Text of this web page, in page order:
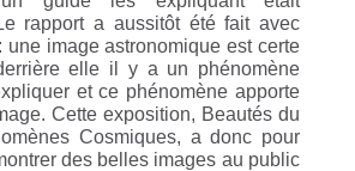
rapport a aussitôt été fait avec
: une image astronomique est certe
elle il y a un phénomène
et ce phénomène apporte
Cette exposition, Beautés du
Cosmiques, a donc pour
des belles images au public